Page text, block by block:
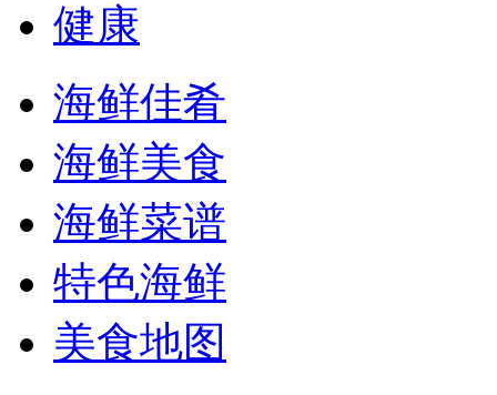
健康
海鲜佳肴
海鲜美食
海鲜菜谱
特色海鲜
美食地图